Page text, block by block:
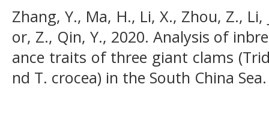
Zhang, Y., Ma, H., Li, X., Zhou, Z., Li,
or, Z., Qin, Y., 2020. Analysis of
ance traits of three giant clams
nd T. crocea) in the South China